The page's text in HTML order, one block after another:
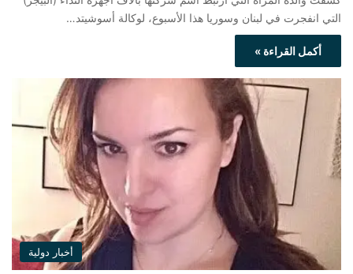
التي انفجرت في لبنان وسوريا هذا الأسبوع، لوكالة أسوشيتد…
أكمل القراءة »
أخبار دولية